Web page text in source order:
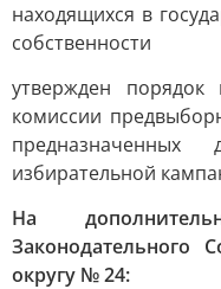
находящихся в
собственности
утвержден
комиссии
избирательной
На
Законодательного
округу № 24: